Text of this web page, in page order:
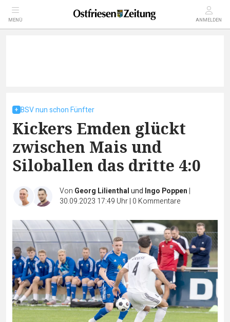
MENÜ ANMELDEN
BSV nun schon Fünfter
Kickers Emden glückt
zwischen Mais und
Siloballen das dritte 4:0
Von Georg Lilienthalund Ingo Poppen |
30.09.2023 17:49 Uhr| 0 Kommentare